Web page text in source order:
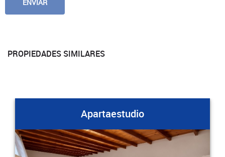
PROPIEDADES SIMILARES
Apartaestudio